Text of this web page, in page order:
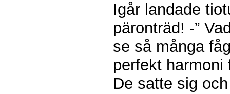
Igår landade
päronträd! -”
se så många
perfekt
De satte sig